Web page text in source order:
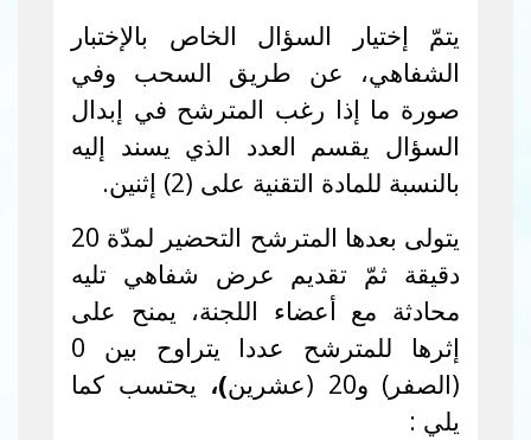
يتمّ إختيار السؤال الخاص بالإختبار
الشفاهي، عن طريق السحب وفي
صورة ما إذا رغب المترشح في إبدال
السؤال يقسم العدد الذي يسند إليه
بالنسبة للمادة التقنية على (2) إثنين.
يتولى بعدها المترشح التحضير لمدّة 20
دقيقة ثمّ تقديم عرض شفاهي تليه
محادثة مع أعضاء اللجنة، يمنح على
إثرها للمترشح عددا يتراوح بين 0
(الصفر) و20 (عشرين
)، يحتسب كما
يلي :